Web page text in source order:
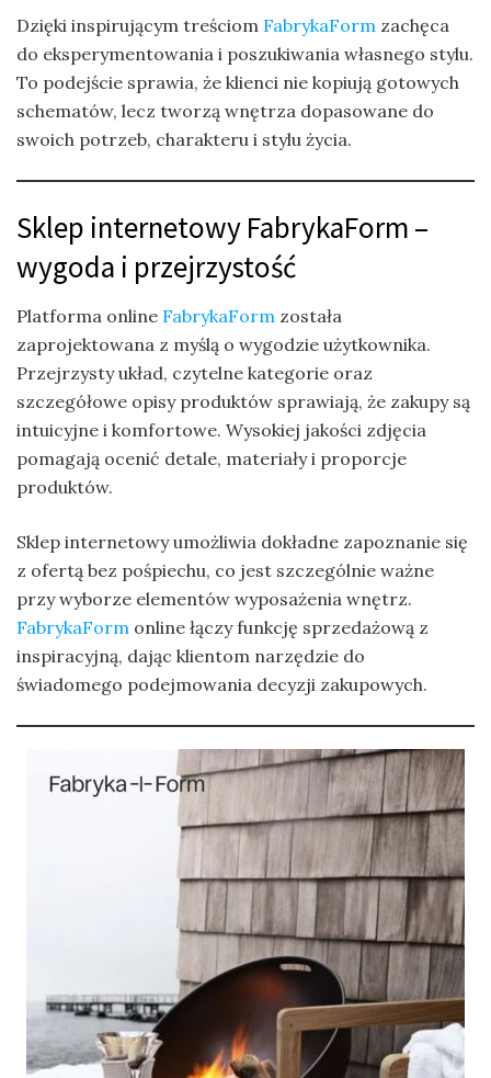
Dzięki inspirującym treściom FabrykaForm zachęca
do eksperymentowania i poszukiwania własnego stylu.
To podejście sprawia, że klienci nie kopiują gotowych
schematów, lecz tworzą wnętrza dopasowane do
swoich potrzeb, charakteru i stylu życia.
Sklep internetowy FabrykaForm –
wygoda i przejrzystość
Platforma online FabrykaForm została
zaprojektowana z myślą o wygodzie użytkownika.
Przejrzysty układ, czytelne kategorie oraz
szczegółowe opisy produktów sprawiają, że zakupy są
intuicyjne i komfortowe. Wysokiej jakości zdjęcia
pomagają ocenić detale, materiały i proporcje
produktów.
Sklep internetowy umożliwia dokładne zapoznanie się
z ofertą bez pośpiechu, co jest szczególnie ważne
przy wyborze elementów wyposażenia wnętrz.
FabrykaForm online łączy funkcję sprzedażową z
inspiracyjną, dając klientom narzędzie do
świadomego podejmowania decyzji zakupowych.